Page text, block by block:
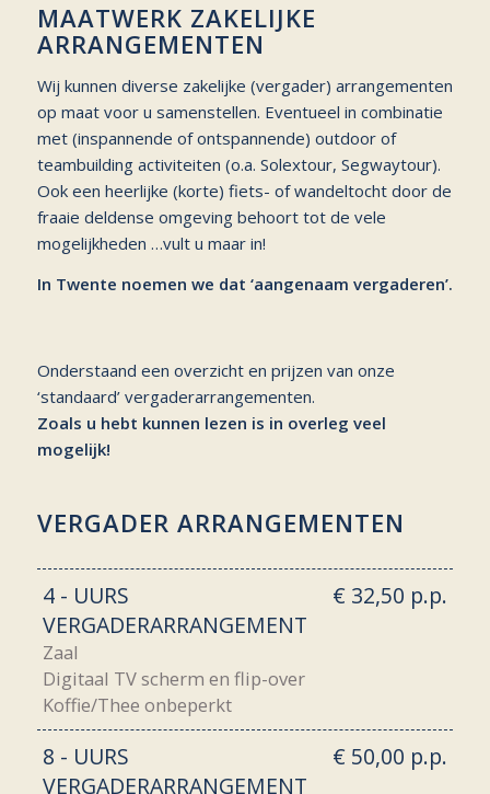
MAATWERK ZAKELIJKE
ARRANGEMENTEN
Wij kunnen diverse zakelijke (vergader) arrangementen
op maat voor u samenstellen. Eventueel in combinatie
met (inspannende of ontspannende) outdoor of
teambuilding activiteiten (o.a. Solextour, Segwaytour).
Ook een heerlijke (korte) fiets- of wandeltocht door de
fraaie deldense omgeving behoort tot de vele
mogelijkheden …vult u maar in!
In Twente noemen we dat ‘aangenaam vergaderen’.
Onderstaand een overzicht en prijzen van onze
‘standaard’ vergaderarrangementen.
Zoals u hebt kunnen lezen is in overleg veel
mogelijk!
VERGADER ARRANGEMENTEN
4 - UURS
VERGADERARRANGEMENT
€ 32,50 p.p.
Zaal
Digitaal TV scherm en flip-over
Koffie/Thee onbeperkt
8 - UURS
VERGADERARRANGEMENT
€ 50,00 p.p.